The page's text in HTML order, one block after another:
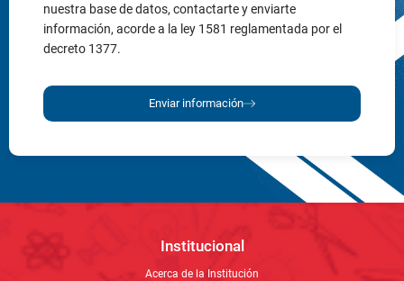
nuestra base de datos, contactarte y enviarte
información, acorde a la ley 1581 reglamentada por el
decreto 1377.
Enviar información
Institucional
Acerca de la Institución